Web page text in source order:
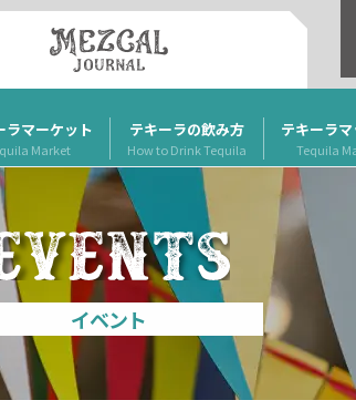
ラマーケット
Market
テキーラの飲み方
How to Drink Tequila
テキーラ
Tequila
イベント